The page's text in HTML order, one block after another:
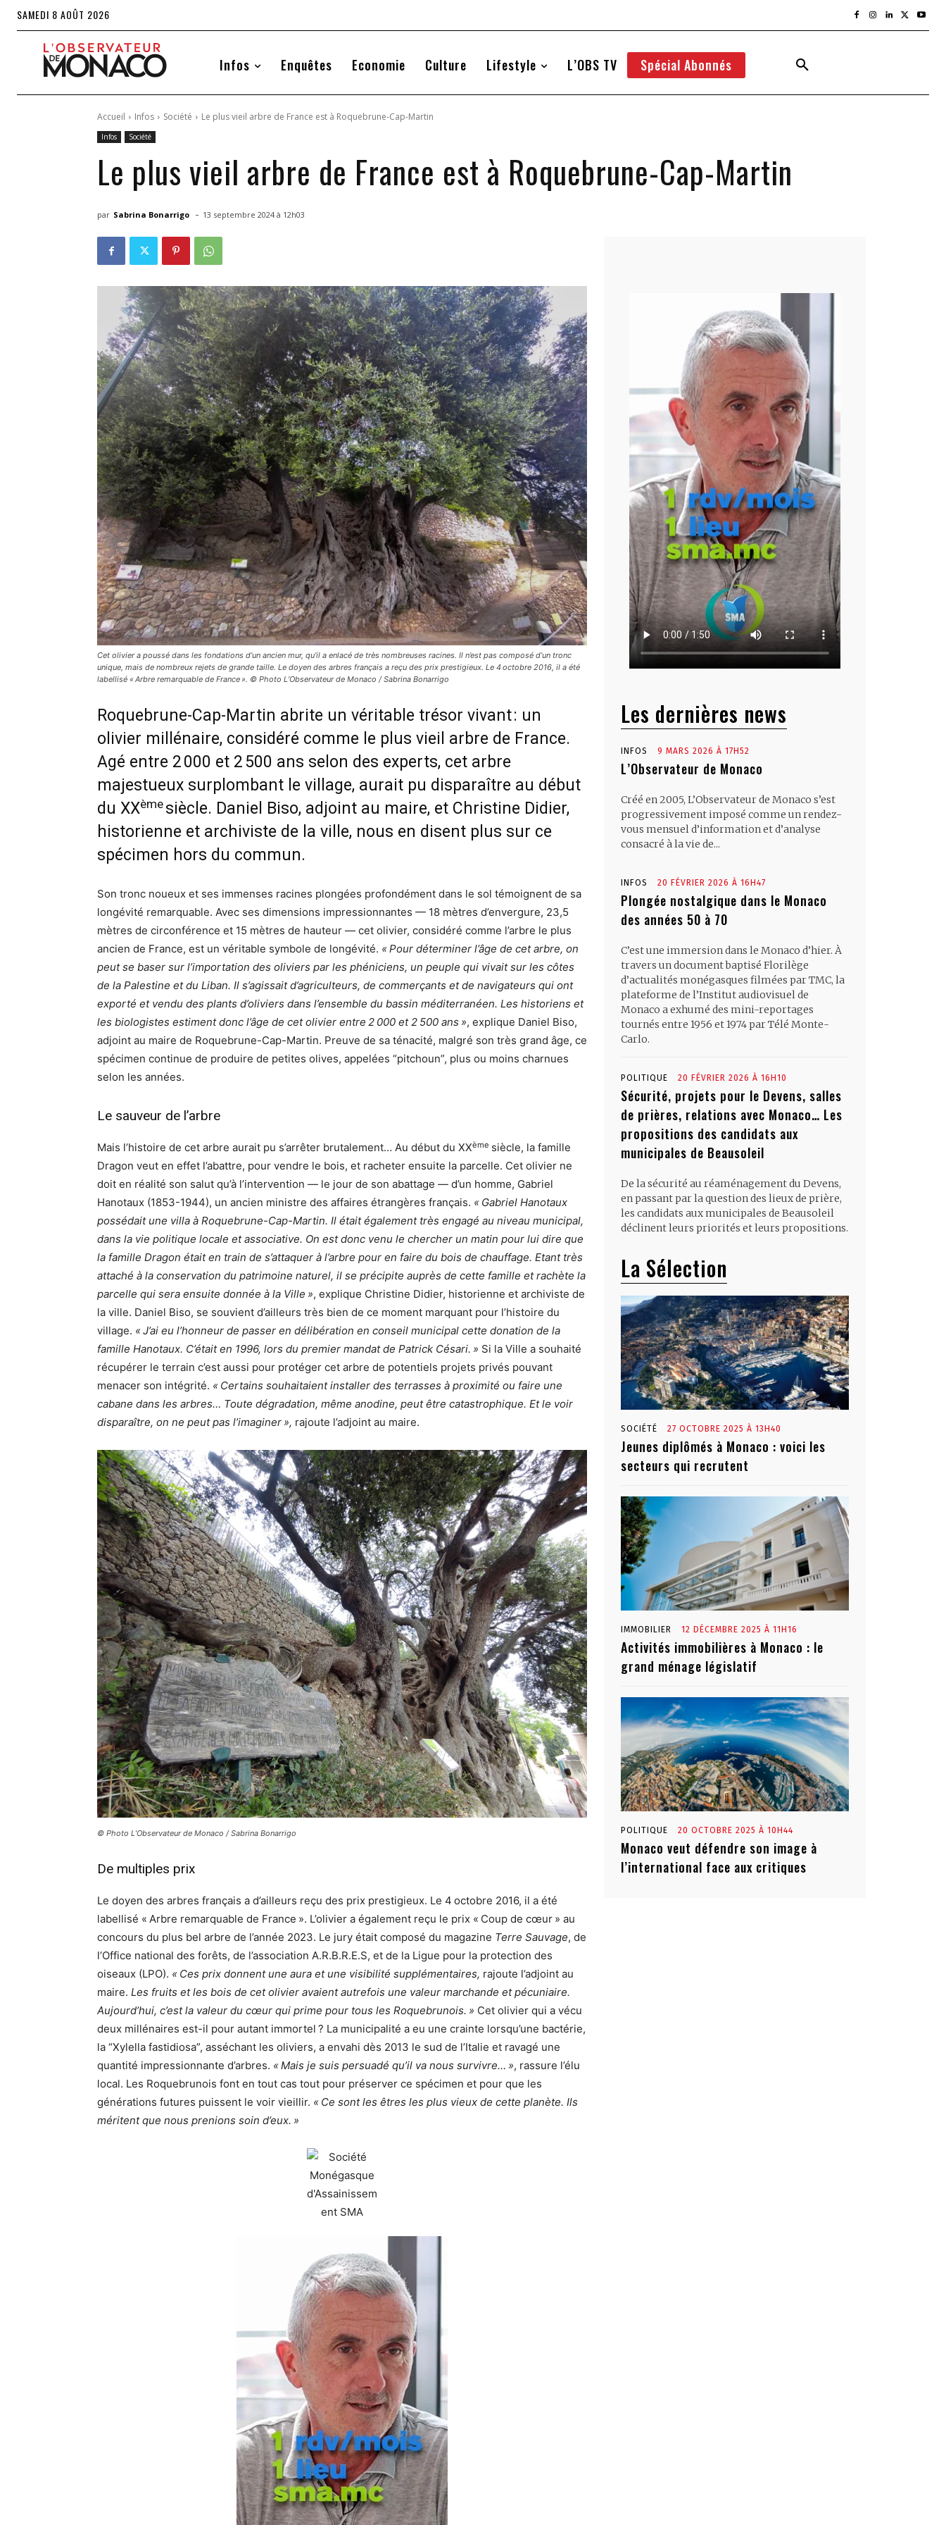
SAMEDI 8 AOÛT 2026
Infos Enquêtes Economie Culture Lifestyle L’OBS TV Spécial Abonnés
Accueil Infos Société Le plus vieil arbre de France est à Roquebrune-Cap-Martin
Infos Société
Le plus vieil arbre de France est à Roquebrune-Cap-Martin
par Sabrina Bonarrigo - 13 septembre 2024 à 12h03
Cet olivier a poussé dans les fondations d’un ancien mur, qu’il a enlacé de très nombreuses racines. Il n’est pas composé d’un tronc
unique, mais de nombreux rejets de grande taille. Le doyen des arbres français a reçu des prix prestigieux. Le 4 octobre 2016, il a été
labellisé « Arbre remarquable de France ». © Photo L’Observateur de Monaco / Sabrina Bonarrigo
Roquebrune-Cap-Martin abrite un véritable trésor vivant : un
olivier millénaire, considéré comme le plus vieil arbre de France.
Agé entre 2 000 et 2 500 ans selon des experts, cet arbre
majestueux surplombant le village, aurait pu disparaître au début
du XXème siècle. Daniel Biso, adjoint au maire, et Christine Didier,
historienne et archiviste de la ville, nous en disent plus sur ce
spécimen hors du commun.
Son tronc noueux et ses immenses racines plongées profondément dans le sol témoignent de sa
longévité remarquable. Avec ses dimensions impressionnantes — 18 mètres d’envergure, 23,5
mètres de circonférence et 15 mètres de hauteur — cet olivier, considéré comme l’arbre le plus
ancien de France, est un véritable symbole de longévité. « Pour déterminer l’âge de cet arbre, on
peut se baser sur l’importation des oliviers par les phéniciens, un peuple qui vivait sur les côtes
de la Palestine et du Liban. Il s’agissait d’agriculteurs, de commerçants et de navigateurs qui ont
exporté et vendu des plants d’oliviers dans l’ensemble du bassin méditerranéen. Les historiens et
les biologistes estiment donc l’âge de cet olivier entre 2 000 et 2 500 ans », explique Daniel Biso,
adjoint au maire de Roquebrune-Cap-Martin. Preuve de sa ténacité, malgré son très grand âge, ce
spécimen continue de produire de petites olives, appelées “pitchoun”, plus ou moins charnues
selon les années.
Le sauveur de l’arbre
Mais l’histoire de cet arbre aurait pu s’arrêter brutalement… Au début du XXème siècle, la famille
Dragon veut en effet l’abattre, pour vendre le bois, et racheter ensuite la parcelle. Cet olivier ne
doit en réalité son salut qu’à l’intervention — le jour de son abattage — d’un homme, Gabriel
Hanotaux (1853-1944), un ancien ministre des affaires étrangères français. « Gabriel Hanotaux
possédait une villa à Roquebrune-Cap-Martin. Il était également très engagé au niveau municipal,
dans la vie politique locale et associative. On est donc venu le chercher un matin pour lui dire que
la famille Dragon était en train de s’attaquer à l’arbre pour en faire du bois de chauffage. Etant très
attaché à la conservation du patrimoine naturel, il se précipite auprès de cette famille et rachète la
parcelle qui sera ensuite donnée à la Ville », explique Christine Didier, historienne et archiviste de
la ville. Daniel Biso, se souvient d’ailleurs très bien de ce moment marquant pour l’histoire du
village. « J’ai eu l’honneur de passer en délibération en conseil municipal cette donation de la
famille Hanotaux. C’était en 1996, lors du premier mandat de Patrick Césari. » Si la Ville a souhaité
récupérer le terrain c’est aussi pour protéger cet arbre de potentiels projets privés pouvant
menacer son intégrité. « Certains souhaitaient installer des terrasses à proximité ou faire une
cabane dans les arbres… Toute dégradation, même anodine, peut être catastrophique. Et le voir
disparaître, on ne peut pas l’imaginer », rajoute l’adjoint au maire.
© Photo L’Observateur de Monaco / Sabrina Bonarrigo
De multiples prix
Le doyen des arbres français a d’ailleurs reçu des prix prestigieux. Le 4 octobre 2016, il a été
labellisé « Arbre remarquable de France ». L’olivier a également reçu le prix « Coup de cœur » au
concours du plus bel arbre de l’année 2023. Le jury était composé du magazine Terre Sauvage, de
l’Office national des forêts, de l’association A.R.B.R.E.S, et de la Ligue pour la protection des
oiseaux (LPO). « Ces prix donnent une aura et une visibilité supplémentaires, rajoute l’adjoint au
maire. Les fruits et les bois de cet olivier avaient autrefois une valeur marchande et pécuniaire.
Aujourd’hui, c’est la valeur du cœur qui prime pour tous les Roquebrunois. » Cet olivier qui a vécu
deux millénaires est-il pour autant immortel ? La municipalité a eu une crainte lorsqu’une bactérie,
la “Xylella fastidiosa”, asséchant les oliviers, a envahi dès 2013 le sud de l’Italie et ravagé une
quantité impressionnante d’arbres. « Mais je suis persuadé qu’il va nous survivre… », rassure l’élu
local. Les Roquebrunois font en tout cas tout pour préserver ce spécimen et pour que les
générations futures puissent le voir vieillir. « Ce sont les êtres les plus vieux de cette planète. Ils
méritent que nous prenions soin d’eux. »
Les dernières news
INFOS 9 MARS 2026 À 17H52
L’Observateur de Monaco
Créé en 2005, L’Observateur de Monaco s’est
progressivement imposé comme un rendez-
vous mensuel d’information et d’analyse
consacré à la vie de...
INFOS 20 FÉVRIER 2026 À 16H47
Plongée nostalgique dans le Monaco
des années 50 à 70
C’est une immersion dans le Monaco d’hier. À
travers un document baptisé Florilège
d’actualités monégasques filmées par TMC, la
plateforme de l’Institut audiovisuel de
Monaco a exhumé des mini-reportages
tournés entre 1956 et 1974 par Télé Monte-
Carlo.
POLITIQUE 20 FÉVRIER 2026 À 16H10
Sécurité, projets pour le Devens, salles
de prières, relations avec Monaco… Les
propositions des candidats aux
municipales de Beausoleil
De la sécurité au réaménagement du Devens,
en passant par la question des lieux de prière,
les candidats aux municipales de Beausoleil
déclinent leurs priorités et leurs propositions.
La Sélection
SOCIÉTÉ 27 OCTOBRE 2025 À 13H40
Jeunes diplômés à Monaco : voici les
secteurs qui recrutent
IMMOBILIER 12 DÉCEMBRE 2025 À 11H16
Activités immobilières à Monaco : le
grand ménage législatif
POLITIQUE 20 OCTOBRE 2025 À 10H44
Monaco veut défendre son image à
l’international face aux critiques